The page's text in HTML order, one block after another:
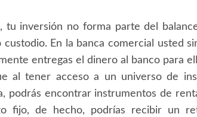
tu inversión no forma parte del
En la banca comercial usted
entregas el dinero al banco para
al tener acceso a un universo de
podrás encontrar instrumentos de
fijo, de hecho, podrías recibir un